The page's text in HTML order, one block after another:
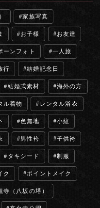
家族写真
お子様 お友達
ーンフォト 一人旅
行 結婚記念日
結婚式素材 海外の方
ル着物 レンタル浴衣
色無地 小紋
男性袴 子供袴
タキシード 制服
ク ポイントメイク
寺（八坂の塔）